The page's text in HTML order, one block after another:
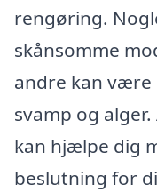
rengøring.
skånsomme
andre kan være
svamp og
kan hjælpe dig
beslutning for